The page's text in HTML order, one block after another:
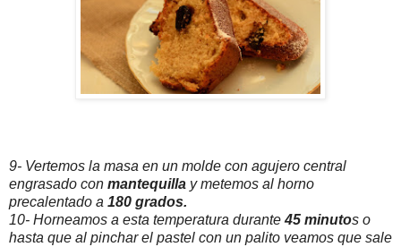
9- Vertemos la masa en un molde con agujero central
engrasado con mantequilla y metemos al horno
precalentado a 180 grados.
10- Horneamos a esta temperatura durante45 minutos o
hasta que al pinchar el pastel con un palito veamos que sale